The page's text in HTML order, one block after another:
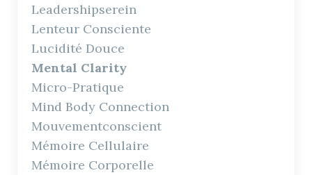
Leadershipserein
Lenteur Consciente
Lucidité Douce
Mental Clarity
Micro-Pratique
Mind Body Connection
Mouvementconscient
Mémoire Cellulaire
Mémoire Corporelle